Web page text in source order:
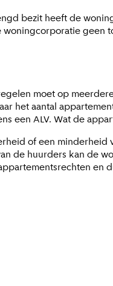
bezit heeft de
geen
moet op
het aantal
een ALV. Wat de
of een
de huurders kan de
en